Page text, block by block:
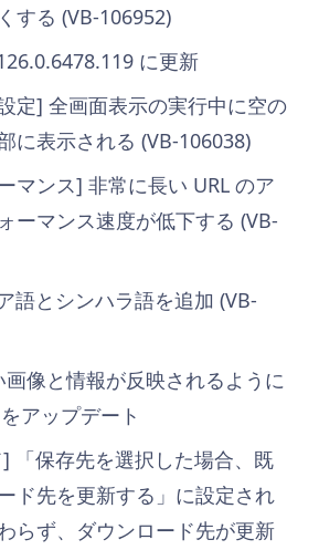
する (VB-106952)
に更新
定] 全画面表示の実行中に空の
に表示される (VB-106038)
マンス] 非常に長い URL のア
ーマンス速度が低下する (VB-
語とシンハラ語を追加 (VB-
像と情報が反映されるように
アップデート
「保存先を選択した場合、既
ド先を更新する」に設定され
らず、ダウンロード先が更新